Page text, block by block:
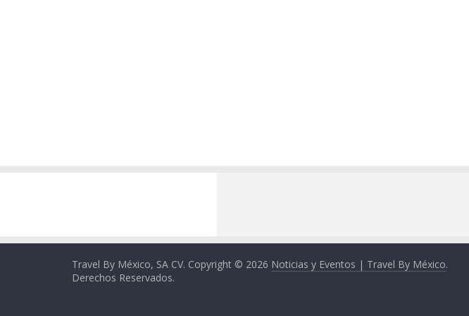
Travel By México, SA CV. Copyright © 2026 Noticias y Eventos | Travel By México.
Derechos Reservados.